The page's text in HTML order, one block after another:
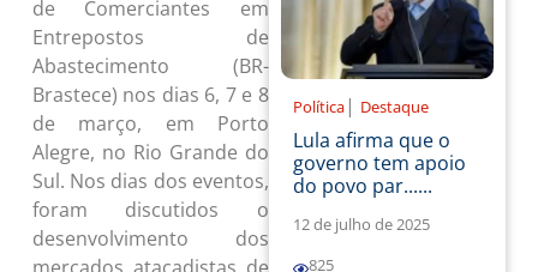
de Comerciantes em
Entrepostos de
Abastecimento (BR-
Brastece) nos dias 6, 7 e 8
de março, em Porto
Alegre, no Rio Grande do
Sul. Nos dias dos eventos,
foram discutidos o
desenvolvimento dos
mercados atacadistas de
Política | Destaque
Lula afirma que o
governo tem apoio
do povo par......
12 de julho de 2025
825